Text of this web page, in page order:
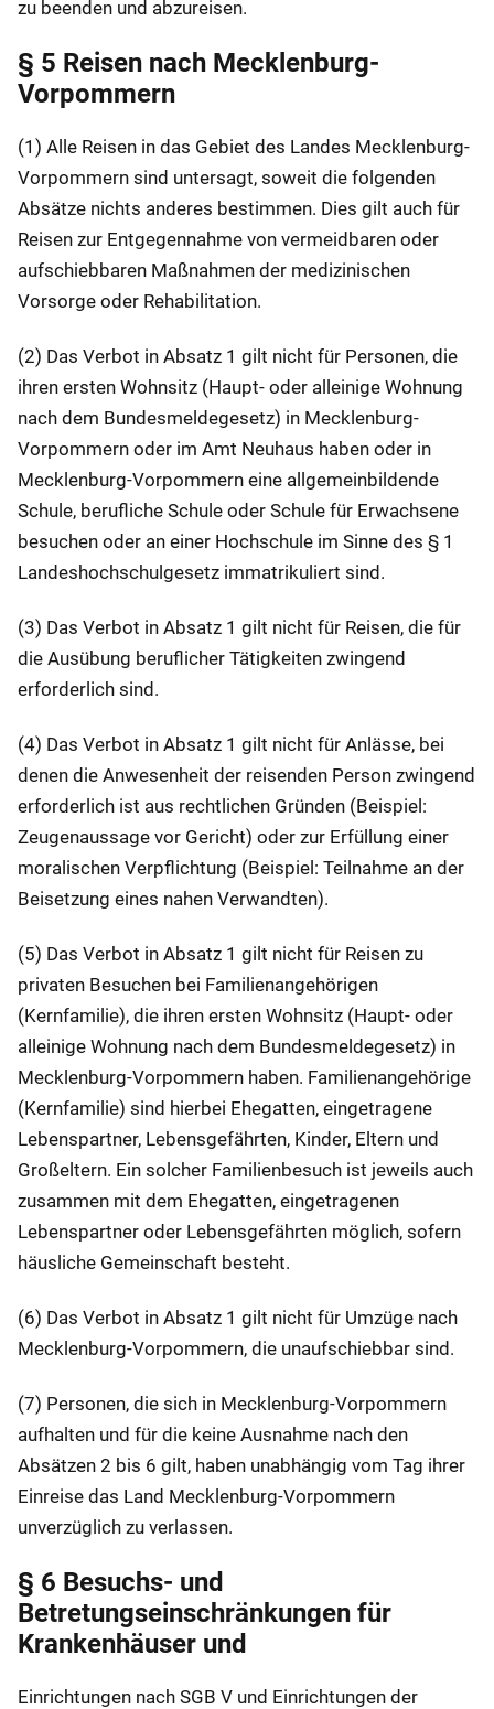
zu beenden und abzureisen.
§ 5 Reisen nach Mecklenburg-
Vorpommern
(1) Alle Reisen in das Gebiet des Landes Mecklenburg-
Vorpommern sind untersagt, soweit die folgenden
Absätze nichts anderes bestimmen. Dies gilt auch für
Reisen zur Entgegennahme von vermeidbaren oder
aufschiebbaren Maßnahmen der medizinischen
Vorsorge oder Rehabilitation.
(2) Das Verbot in Absatz 1 gilt nicht für Personen, die
ihren ersten Wohnsitz (Haupt- oder alleinige Wohnung
nach dem Bundesmeldegesetz) in Mecklenburg-
Vorpommern oder im Amt Neuhaus haben oder in
Mecklenburg-Vorpommern eine allgemeinbildende
Schule, berufliche Schule oder Schule für Erwachsene
besuchen oder an einer Hochschule im Sinne des § 1
Landeshochschulgesetz immatrikuliert sind.
(3) Das Verbot in Absatz 1 gilt nicht für Reisen, die für
die Ausübung beruflicher Tätigkeiten zwingend
erforderlich sind.
(4) Das Verbot in Absatz 1 gilt nicht für Anlässe, bei
denen die Anwesenheit der reisenden Person zwingend
erforderlich ist aus rechtlichen Gründen (Beispiel:
Zeugenaussage vor Gericht) oder zur Erfüllung einer
moralischen Verpflichtung (Beispiel: Teilnahme an der
Beisetzung eines nahen Verwandten).
(5) Das Verbot in Absatz 1 gilt nicht für Reisen zu
privaten Besuchen bei Familienangehörigen
(Kernfamilie), die ihren ersten Wohnsitz (Haupt- oder
alleinige Wohnung nach dem Bundesmeldegesetz) in
Mecklenburg-Vorpommern haben. Familienangehörige
(Kernfamilie) sind hierbei Ehegatten, eingetragene
Lebenspartner, Lebensgefährten, Kinder, Eltern und
Großeltern. Ein solcher Familienbesuch ist jeweils auch
zusammen mit dem Ehegatten, eingetragenen
Lebenspartner oder Lebensgefährten möglich, sofern
häusliche Gemeinschaft besteht.
(6) Das Verbot in Absatz 1 gilt nicht für Umzüge nach
Mecklenburg-Vorpommern, die unaufschiebbar sind.
(7) Personen, die sich in Mecklenburg-Vorpommern
aufhalten und für die keine Ausnahme nach den
Absätzen 2 bis 6 gilt, haben unabhängig vom Tag ihrer
Einreise das Land Mecklenburg-Vorpommern
unverzüglich zu verlassen.
§ 6 Besuchs- und
Betretungseinschränkungen für
Krankenhäuser und
Einrichtungen nach SGB V und Einrichtungen der